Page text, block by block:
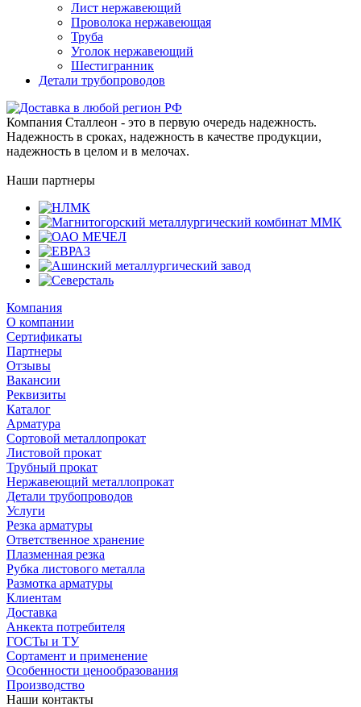
Лист нержавеющий
Проволока нержавеющая
Труба
Уголок нержавеющий
Шестигранник
Детали трубопроводов
Компания Сталлеон - это в первую очередь надежность.
Надежность в сроках, надежность в качестве продукции,
надежность в целом и в мелочах.
Наши партнеры
Компания
О компании
Сертификаты
Партнеры
Отзывы
Вакансии
Реквизиты
Каталог
Арматура
Сортовой металлопрокат
Листовой прокат
Трубный прокат
Нержавеющий металлопрокат
Детали трубопроводов
Услуги
Резка арматуры
Ответственное хранение
Плазменная резка
Рубка листового металла
Размотка арматуры
Клиентам
Доставка
Анкекта потребителя
ГОСТы и ТУ
Сортамент и применение
Особенности ценообразования
Производство
Наши контакты